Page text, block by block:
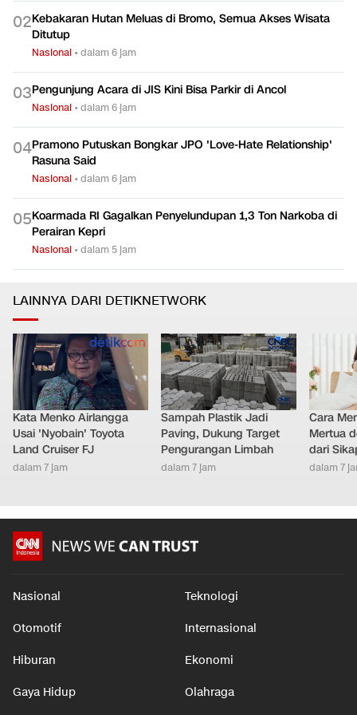
02Kebakaran Hutan Meluas di Bromo, Semua Akses Wisata
Ditutup
Nasional •dalam 6 jam
03Pengunjung Acara di JIS Kini Bisa Parkir di Ancol
Nasional •dalam 6 jam
04Pramono Putuskan Bongkar JPO 'Love-Hate Relationship'
Rasuna Said
Nasional •dalam 6 jam
05Koarmada RI Gagalkan Penyelundupan 1,3 Ton Narkoba di
Perairan Kepri
Nasional •dalam 5 jam
LAINNYA DARI DETIKNETWORK
Kata Menko Airlangga
Usai 'Nyobain' Toyota
Land Cruiser FJ
dalam 7 jam
Sampah Plastik Jadi
Paving, Dukung Target
Pengurangan Limbah
dalam 7 jam
Cara
Mertua
dari
dalam 7
Nasional Teknologi
Otomotif Internasional
Hiburan Ekonomi
Gaya Hidup Olahraga